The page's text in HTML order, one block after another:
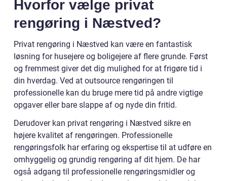
Hvorfor vælge privat
rengøring i Næstved?
Privat rengøring i Næstved kan være en fantastisk
løsning for husejere og boligejere af flere grunde. Først
og fremmest giver det dig mulighed for at frigøre tid i
din hverdag. Ved at outsource rengøringen til
professionelle kan du bruge mere tid på andre vigtige
opgaver eller bare slappe af og nyde din fritid.
Derudover kan privat rengøring i Næstved sikre en
højere kvalitet af rengøringen. Professionelle
rengøringsfolk har erfaring og ekspertise til at udføre en
omhyggelig og grundig rengøring af dit hjem. De har
også adgang til professionelle rengøringsmidler og